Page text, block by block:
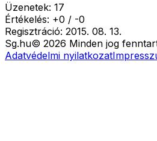
Üzenetek: 17
Értékelés: +0 / -0
Regisztráció: 2015. 08. 13.
Sg.hu© 2026 Minden jog
Adatvédelmi nyilatkozat